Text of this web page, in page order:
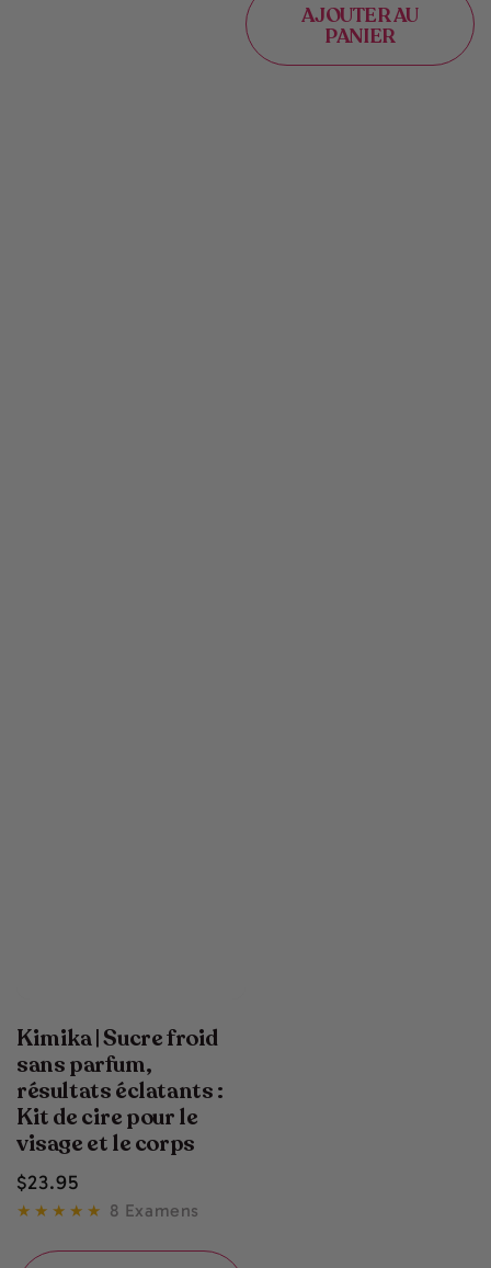
Kimika | Sucre froid
sans parfum,
résultats éclatants :
Kit de cire pour le
visage et le corps
Prix
$23.95
8 Examens
AJOUTER AU
PANIER